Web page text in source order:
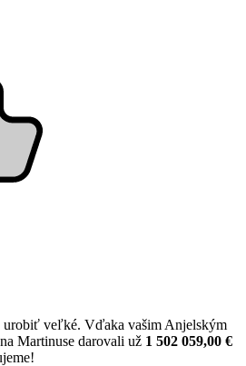
urobiť veľké. Vďaka vašim Anjelským
Martinuse darovali už 1 502 059,00 €